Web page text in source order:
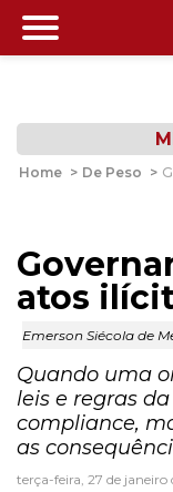
Home > De Peso >
atos
Emerson Siécola de
Quando uma
leis e regras
compliance,
as
terça-feira, 27 de janeiro